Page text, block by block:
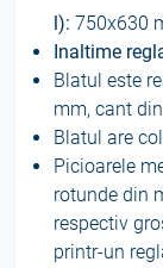
l): 750х630
Inaltime
Blatul este
mm, cant
Blatul are
Picioarele
rotunde din
respectiv
printr-un